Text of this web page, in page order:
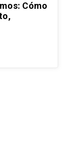
Cómo